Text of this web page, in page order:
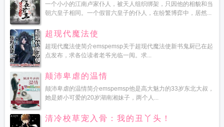
一个小小的江南卢家仆人，被天人组织绑架，只因他的相貌和当
朝六皇子相同。一个假冒六皇子的仆人，在纷繁博弈中，居然...
超现代魔法使
超现代魔法使简介emspemsp关于超现代魔法使新书鬼厨已在起
点发布，求各位读者老爷光临一阅。求...
颠沛卑虐的温情
颠沛卑虐的温情简介emspemsp他是高大魅力的33岁东北大叔，
她是娇小可爱的20岁湖南湘妹子，两个人...
清冷校草宠入骨：我的丑丫头！